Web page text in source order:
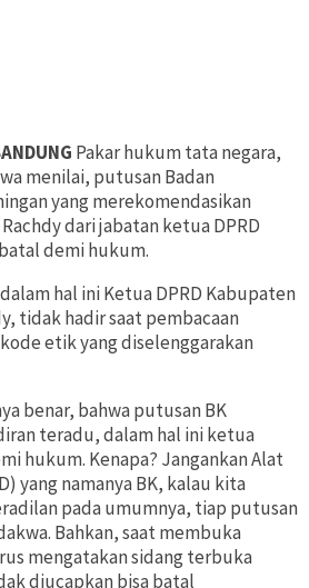
Pakar hukum tata negara,
menilai, putusan Badan
yang merekomendasikan
dari jabatan ketua DPRD
demi hukum.
hal ini Ketua DPRD Kabupaten
tidak hadir saat pembacaan
etik yang diselenggarakan
benar, bahwa putusan BK
teradu, dalam hal ini ketua
hukum. Kenapa? Jangankan Alat
yang namanya BK, kalau kita
pada umumnya, tiap putusan
Bahkan, saat membuka
mengatakan sidang terbuka
diucapkan bisa batal